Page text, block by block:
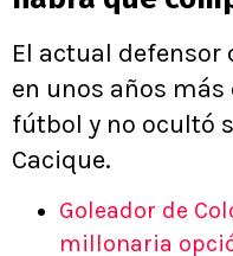
El actual defensor
en unos años
fútbol y no ocultó
Cacique.
Goleador de
millonaria